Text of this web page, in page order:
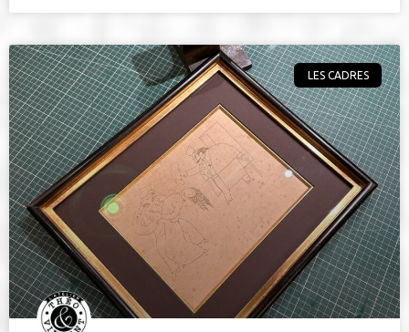
LES CADRES